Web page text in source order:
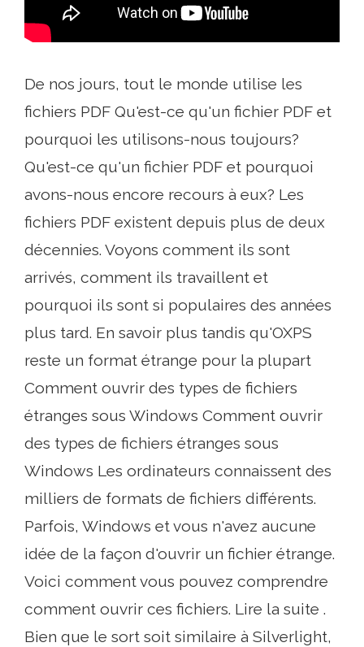
De nos jours, tout le monde utilise les
fichiers PDF Qu'est-ce qu'un fichier PDF et
pourquoi les utilisons-nous toujours?
Qu'est-ce qu'un fichier PDF et pourquoi
avons-nous encore recours à eux? Les
fichiers PDF existent depuis plus de deux
décennies. Voyons comment ils sont
arrivés, comment ils travaillent et
pourquoi ils sont si populaires des années
plus tard. En savoir plus tandis qu'OXPS
reste un format étrange pour la plupart
Comment ouvrir des types de fichiers
étranges sous Windows Comment ouvrir
des types de fichiers étranges sous
Windows Les ordinateurs connaissent des
milliers de formats de fichiers différents.
Parfois, Windows et vous n'avez aucune
idée de la façon d'ouvrir un fichier étrange.
Voici comment vous pouvez comprendre
comment ouvrir ces fichiers. Lire la suite .
Bien que le sort soit similaire à Silverlight,